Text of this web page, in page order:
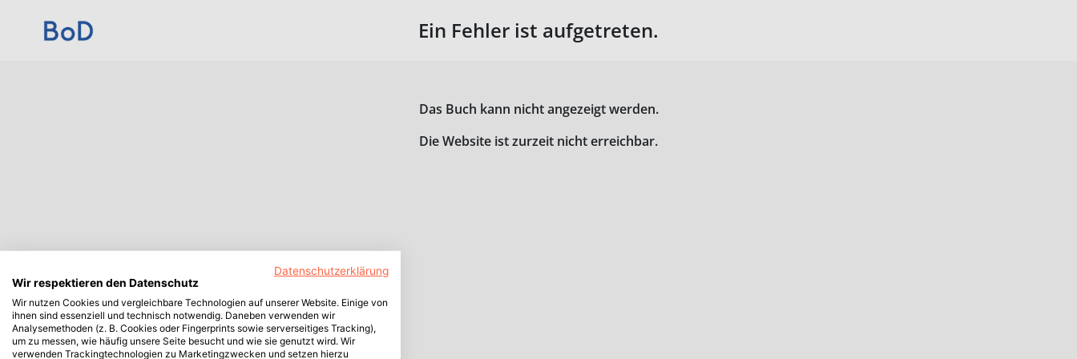
Ein Fehler ist aufgetreten.
Das Buch kann nicht angezeigt werden.
Die Website ist zurzeit nicht erreichbar.
Datenschutzerklärung
Wir respektieren den Datenschutz
Wir nutzen Cookies und vergleichbare Technologien auf unserer Website. Einige von
ihnen sind essenziell und technisch notwendig. Daneben verwenden wir
Analysemethoden (z. B. Cookies oder Fingerprints sowie serverseitiges Tracking),
um zu messen, wie häufig unsere Seite besucht und wie sie genutzt wird. Wir
verwenden Trackingtechnologien zu Marketingzwecken und setzen hierzu